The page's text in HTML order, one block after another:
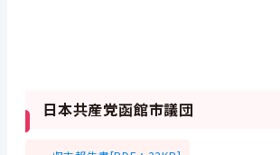
日本共産党函館市議団